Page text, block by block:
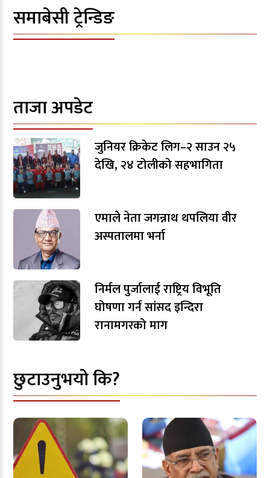
समाबेसी ट्रेन्डिङ
ताजा अपडेट
जुनियर क्रिकेट लिग–२ साउन २५
देखि, २४ टोलीको सहभागिता
एमाले नेता जगन्नाथ थपलिया वीर
अस्पतालमा भर्ना
निर्मल पुर्जालाई राष्ट्रिय विभूति
घोषणा गर्न सांसद इन्दिरा
रानामगरको माग
छुटाउनुभयो कि?